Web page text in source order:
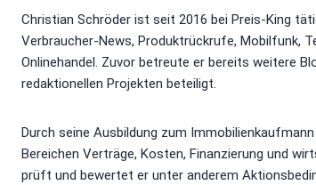
Christian Schröder ist seit 2016 bei Preis-King
Verbraucher-News, Produktrückrufe, Mobilfunk,
Onlinehandel. Zuvor betreute er bereits weitere
redaktionellen Projekten beteiligt.
Durch seine Ausbildung zum
Bereichen Verträge, Kosten, Finanzierung und
prüft und bewertet er unter anderem